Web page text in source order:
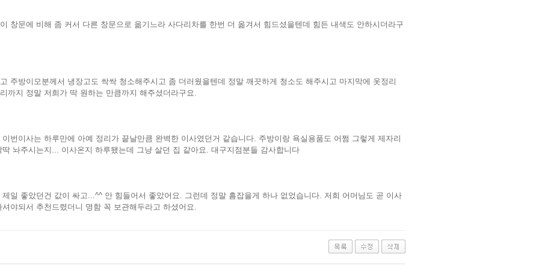
창문에 비해 좀 커서 다른 창문으로 옮기느라 사다리차를 한번 더 옮겨서 힘드셨을텐데 힘든 내색도 안하시더라구
주방이모분께서 냉장고도 싹싹 청소해주시고 좀 더러웠을텐데 정말 깨끗하게 청소도 해주시고 마지막에 옷정리
까지 정말 저희가 딱 원하는 만큼까지 해주셨더라구요.
이번이사는 하루만에 아예 정리가 끝날만큼 완벽한 이사였던거 같습니다. 주방이랑 욕실용품도 어쩜 그렇게 제자리
딱 놔주시는지... 이사온지 하루됐는데 그냥 살던 집 같아요. 대구지점분들 감사합니다
제일 좋았던건 값이 싸고...^^ 안 힘들어서 좋았어요. 그런데 정말 흠잡을게 하나 없었습니다. 저희 어머님도 곧 이사
셔야되서 추천드렸더니 명함 꼭 보관해두라고 하셨어요.